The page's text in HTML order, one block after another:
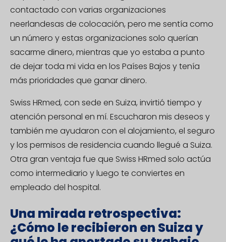
contactado con varias organizaciones
neerlandesas de colocación, pero me sentía como
un número y estas organizaciones solo querían
sacarme dinero, mientras que yo estaba a punto
de dejar toda mi vida en los Países Bajos y tenía
más prioridades que ganar dinero.
Swiss HRmed, con sede en Suiza, invirtió tiempo y
atención personal en mí. Escucharon mis deseos y
también me ayudaron con el alojamiento, el seguro
y los permisos de residencia cuando llegué a Suiza.
Otra gran ventaja fue que Swiss HRmed solo actúa
como intermediario y luego te conviertes en
empleado del hospital.
Una mirada retrospectiva:
¿Cómo le recibieron en Suiza y